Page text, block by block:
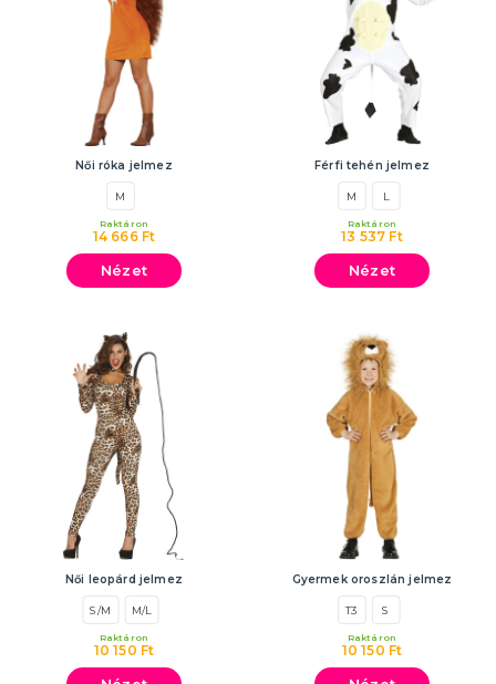
Női róka jelmez
M
14 666 Ft
Raktáron
Nézet
Férfi tehén jelmez
M L
13 537 Ft
Raktáron
Nézet
Női leopárd jelmez
S/M M/L
10 150 Ft
Raktáron
Gyermek oroszlán jelmez
T3 S
10 150 Ft
Raktáron